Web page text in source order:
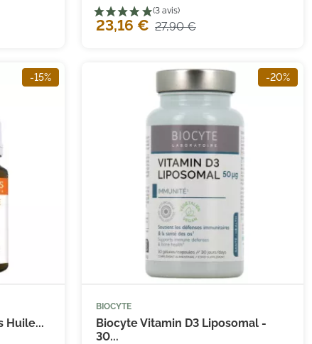
23,16 € 27,90 €
-15%
Huile...
-20%

BIOCYTE
Biocyte Vitamin D3 Liposomal -
30...